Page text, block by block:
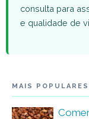
consulta para
e qualidade de
MAIS